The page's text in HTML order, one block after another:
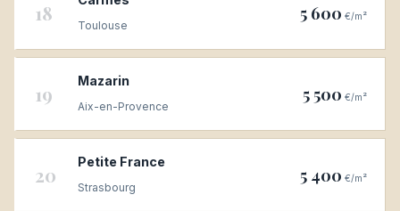
18
Toulouse
5 600 €/m²
19
Mazarin
Aix-en-Provence
5 500 €/m²
20
Petite France
Strasbourg
5 400 €/m²